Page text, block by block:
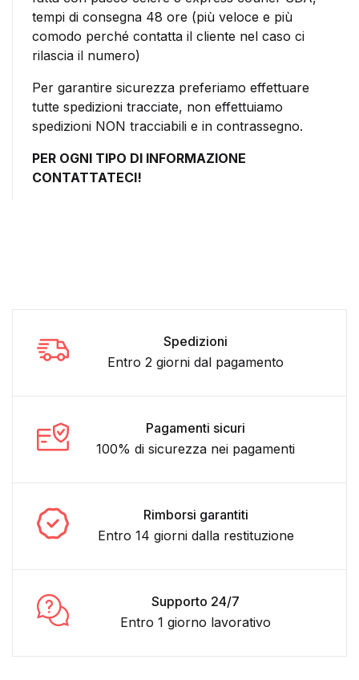
tempi di consegna 48 ore (più veloce e più
comodo perché contatta il cliente nel caso ci
rilascia il numero)
Per garantire sicurezza preferiamo effettuare
tutte spedizioni tracciate, non effettuiamo
spedizioni NON tracciabili e in contrassegno.
PER OGNI TIPO DI INFORMAZIONE
CONTATTATECI!
Spedizioni
Entro 2 giorni dal pagamento
Pagamenti sicuri
100% di sicurezza nei pagamenti
Rimborsi garantiti
Entro 14 giorni dalla restituzione
Supporto 24/7
Entro 1 giorno lavorativo